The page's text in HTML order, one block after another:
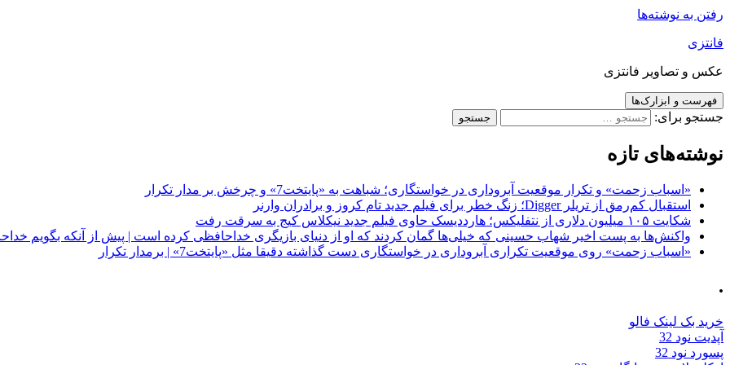
رفتن به نوشته‌ها
فانتزی
عکس و تصاویر فانتزی
فهرست و ابزارک‌ها
جستجو برای:
نوشته‌های تازه
«اسباب زحمت» و تکرار موقعیت آبروداری در خواستگاری؛ شباهت به «پایتخت7» و چرخش بر مدار تکرار
استقبال کم‌رمق از تریلر Digger؛ زنگ خطر برای فیلم جدید تام کروز و برادران وارنر
شکایت ۱۰۵ میلیون دلاری از نتفلیکس؛ هارددیسک حاوی فیلم جدید نیکلاس کیج به سرقت رفت
واکنش‌ها به پست اخیر شهاب حسینی که خیلی‌ها گمان کردند که او از دنیای بازیگری خداحافظی کرده است | پیش از آنکه بگویم
«اسباب زحمت» روی موقعیت تکراری آبروداری در خواستگاری دست گذاشته دقیقا مثل «پایتخت7» | برمدار تکرار
.
خرید بک لینک فالو
آپدیت نود 32
پسورد نود 32